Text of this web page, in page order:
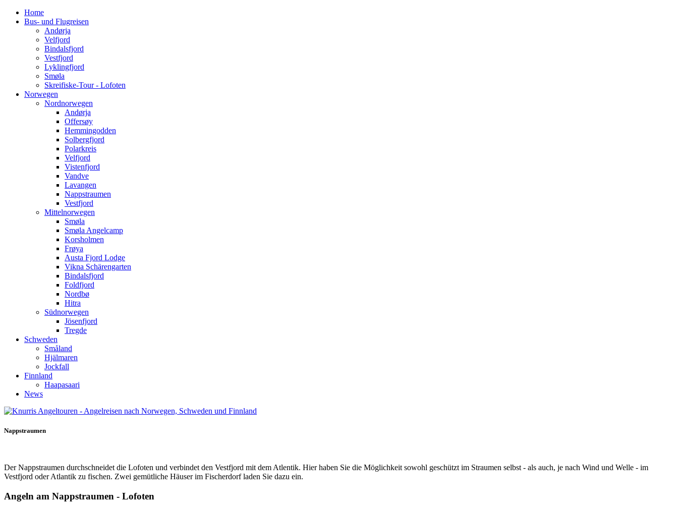
Home
Bus- und Flugreisen
Andørja
Velfjord
Bindalsfjord
Vestfjord
Lyklingfjord
Smøla
Skreifiske-Tour - Lofoten
Norwegen
Nordnorwegen
Andørja
Offersøy
Hemmingodden
Solbergfjord
Polarkreis
Velfjord
Vistenfjord
Vandve
Lavangen
Nappstraumen
Vestfjord
Mittelnorwegen
Smøla
Smøla Angelcamp
Korsholmen
Frøya
Austa Fjord Lodge
Vikna Schärengarten
Bindalsfjord
Foldfjord
Nordbø
Hitra
Südnorwegen
Jösenfjord
Tregde
Schweden
Småland
Hjälmaren
Jockfall
Finnland
Haapasaari
News
Nappstraumen
Der Nappstraumen durchschneidet die Lofoten und verbindet den Vestfjord mit dem Atlentik. Hier haben Sie die Möglichkeit sowohl geschützt im Straumen selbst - als auch, je nach Wind und Welle - im
Vestfjord oder Atlantik zu fischen. Zwei gemütliche Häuser im Fischerdorf laden Sie dazu ein.
Angeln am Nappstraumen - Lofoten